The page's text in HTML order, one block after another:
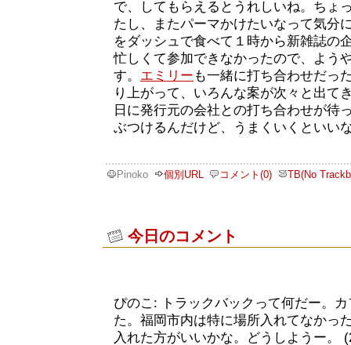
で、してもらえるとうれしいね。ちょ
たし、またパーマかけたいなって気分
をダッシュで食べて１時から新雑誌の
忙しくて参加できなかったので、よう
す。 エミリー も一緒に打ち合わせだっ
り上がって、いろんな案が次々と出て
日に発行元の会社との打ち合わせが待
ぶつけるんだけど、うまくいくといい
Pinoko 個別URL コメント(0) TB(No
今日のコメント
ぴのこ: トラックバックって何だー。
た。福岡市内は特に場所入れてなかっ
入れた方がいいかな。どうしようー。